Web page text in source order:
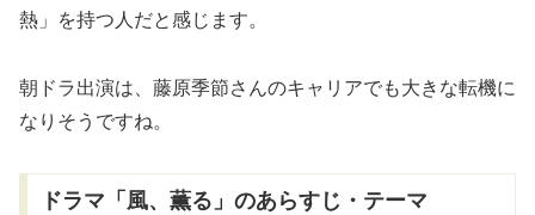
熱」を持つ人だと感じます。
朝ドラ出演は、藤原季節さんのキャリアでも大きな転機に
なりそうですね。
ドラマ「風、薫る」のあらすじ・テーマ